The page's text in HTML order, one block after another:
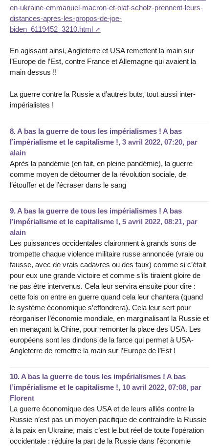
en-ukraine-emmanuel-macron-et-olaf-scholz-prennent-leurs-
distances-apres-les-propos-de-joe-
biden_6119452_3210.html
En agissant ainsi, Angleterre et USA remettent la main sur
l’Europe de l’Est, contre France et Allemagne qui avaient la
main dessus !!
La guerre contre la Russie a d’autres buts, tout aussi inter-
impérialistes !
8. A bas la guerre de tous les impérialismes ! A bas
l’impérialisme et le capitalisme !, 3 avril 2022, 07:20, par
alain
Après la pandémie (en fait, en pleine pandémie), la guerre
comme moyen de détourner de la révolution sociale, de
l’étouffer et de l’écraser dans le sang
9. A bas la guerre de tous les impérialismes ! A bas
l’impérialisme et le capitalisme !, 5 avril 2022, 08:21, par
alain
Les puissances occidentales claironnent à grands sons de
trompette chaque violence militaire russe annoncée (vraie ou
fausse, avec de vrais cadavres ou des faux) comme si c’était
pour eux une grande victoire et comme s’ils tiraient gloire de
ne pas être intervenus. Cela leur servira ensuite pour dire :
cette fois on entre en guerre quand cela leur chantera (quand
le système économique s’effondrera). Cela leur sert pour
réorganiser l’économie mondiale, en marginalisant la Russie et
en menaçant la Chine, pour remonter la place des USA. Les
européens sont les dindons de la farce qui permet à USA-
Angleterre de remettre la main sur l’Europe de l’Est !
10. A bas la guerre de tous les impérialismes ! A bas
l’impérialisme et le capitalisme !, 10 avril 2022, 07:08, par
Florent
La guerre économique des USA et de leurs alliés contre la
Russie n’est pas un moyen pacifique de contraindre la Russie
à la paix en Ukraine, mais c’est le but réel de toute l’opération
occidentale : réduire la part de la Russie dans l’économie